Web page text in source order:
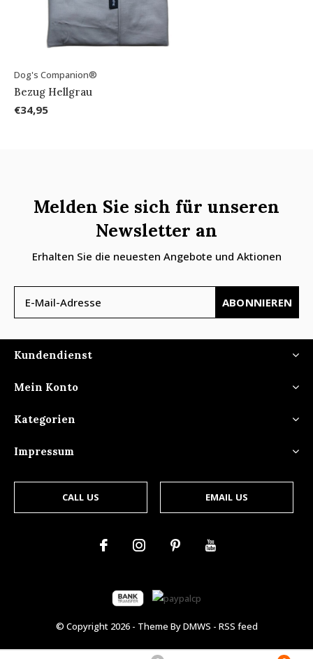
Dog's Companion®
Bezug Hellgrau
€34,95
Melden Sie sich für unseren
Newsletter an
Erhalten Sie die neuesten Angebote und Aktionen
ABONNIEREN
Kundendienst
Mein Konto
Kategorien
Impressum
CALL US EMAIL US
© Copyright 2026- Theme ByDMWS - RSS feed